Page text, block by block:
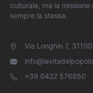
culturale, ma la
sempre la stessa.
Via Longhin 7,
+39 0422 576850